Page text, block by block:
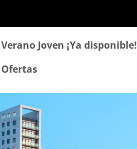
Navegación
principal
Verano Joven ¡Ya disponible!
Ofertas